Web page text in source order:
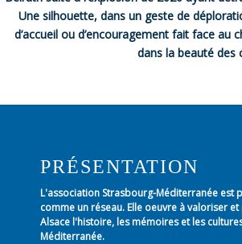
Une silhouette, dans un geste de
d’accueil ou d’encouragement fait face au
dans la beauté des
PRÉSENTATION
L'association Strasbourg-Méditerranée est
comme un réseau. Elle oeuvre à valoriser
Alsace l'histoire, les mémoires et les
Méditerranée.